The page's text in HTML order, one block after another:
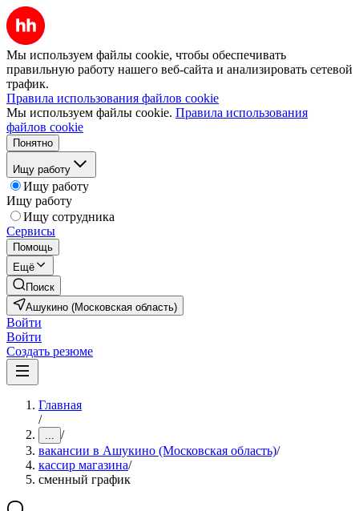
Мы используем файлы cookie, чтобы обеспечивать
правильную работу нашего веб-сайта и анализировать сетевой
трафик.
Правила использования файлов cookie
Мы используем файлы cookie. Правила использования
файлов cookie
Понятно
Ищу работу
Ищу работу
Ищу работу
Ищу сотрудника
Сервисы
Помощь
Ещё
Поиск
Ашукино (Московская область)
Войти
Войти
Создать резюме
Главная
/
... /
вакансии в Ашукино (Московская область)/
кассир магазина/
сменный график